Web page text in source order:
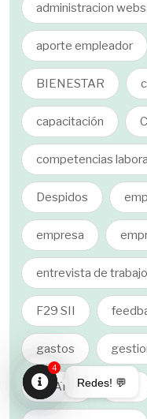
administracion
aporte empleador
BIENESTAR
capacitación
competencias
Despidos
empresa
entrevista de trabajo
F29 SII
gastos
GRATIS guia
Redes! 💬
Open
4